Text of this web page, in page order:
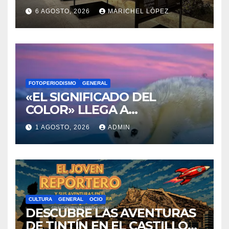
RENACEN EN EL CASTILLO
DE SANTA BÁRBARA
6 AGOSTO, 2026 MARICHEL LÓPEZ
FOTOPERIODISMO GENERAL
«EL SIGNIFICADO DEL
COLOR» LLEGA A
VILLAJOYOSA
1 AGOSTO, 2026 ADMIN
CULTURA GENERAL OCIO
DESCUBRE LAS AVENTURAS
DE TINTÍN EN EL CASTILLO